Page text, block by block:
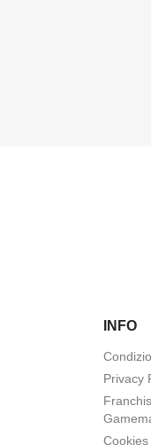
INFO
Privacy
Cookies